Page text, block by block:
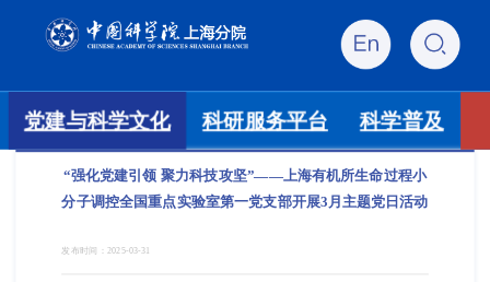
党建与科学文化 科研服务平台 科学普及
“强化党建引领 聚力科技攻坚”——上海有机所生命过程小
分子调控全国重点实验室第一党支部开展3月主题党日活动
发布时间： 2025-03-31